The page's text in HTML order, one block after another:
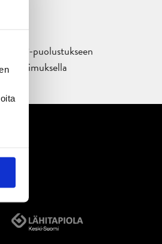
JYP-puolustukseen
sopimuksella